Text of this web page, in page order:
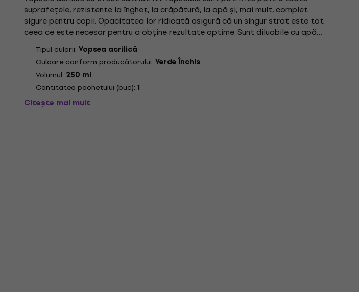
suprafețele, rezistente la îngheț, la crăpătură, la apă și, mai mult, complet
sigure pentru copii. Opacitatea lor ridicată asigură că un singur strat este tot
ceea ce este necesar pentru a obține rezultate optime. Sunt diluabile cu apă
sau acrilice, permițând atingerea...
Tipul culorii: Vopsea acrilică
Culoare conform producătorului: Verde Închis
Volumul: 250 ml
Cantitatea pachetului (buc): 1
Citește mai mult